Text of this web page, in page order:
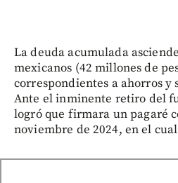
La deuda acumulada
mexicanos (42 millones de
correspondientes a ahorros y
Ante el inminente retiro del
logró que firmara un pagaré
noviembre de 2024, en el